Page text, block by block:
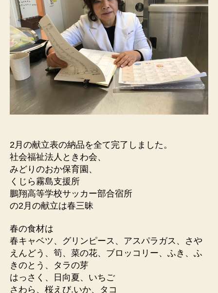
2月の献立表の納品を全て完了しました。
社会福祉法人ときわ会、
みどりのおか保育園、
くじら霧島支援所
鵬翔高等学校サッカー部合宿所
の2月の献立は春三昧
春の食材は
春キャベツ、グリンピース、アスパラガス、さや
えんどう、筍、菜の花、ブロッコリー、ふき、ふ
きのとう、タラの芽
はっさく、日向夏、いちご
さわら、桜えび.いか、タコ